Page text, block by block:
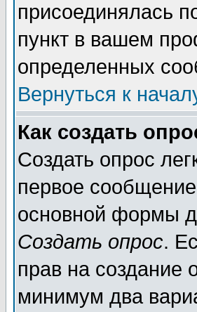
присоединялась
пункт в вашем
определенных
Вернуться к
Как создать
Создать опрос
первое
основной формы
Создать опрос.
прав на создание
минимум два